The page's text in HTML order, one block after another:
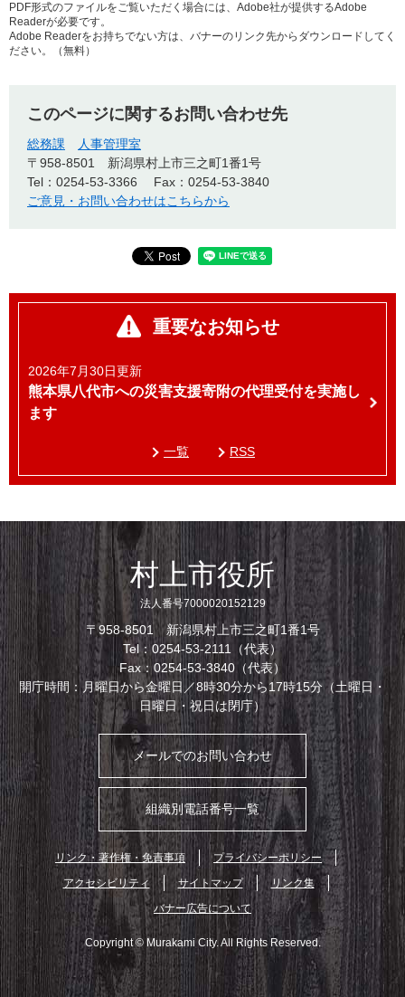
PDF形式のファイルをご覧いただく場合には、Adobe社が提供するAdobe
Readerが必要です。
Adobe Readerをお持ちでない方は、バナーのリンク先からダウンロードしてく
ださい。（無料）
このページに関するお問い合わせ先
総務課
人事管理室
〒958-8501
新潟県村上市三之町1番1号
Tel：0254-53-3366
Fax：0254-53-3840
ご意見・お問い合わせはこちらから
重要なお知らせ
2026年7月30日更新
熊本県八代市への災害支援寄附の代理受付を実施し
ます
一覧 RSS
村上市役所
法人番号7000020152129
〒958-8501 新潟県村上市三之町1番1号
Tel：0254-53-2111（代表）
Fax：0254-53-3840（代表）
開庁時間：月曜日から金曜日／8時30分から17時15分（土曜日・
日曜日・祝日は閉庁）
メールでのお問い合わせ
組織別電話番号一覧
リンク・著作権・免責事項
プライバシーポリシー
アクセシビリティ
サイトマップ
リンク集
バナー広告について
Copyright © Murakami City. All Rights Reserved.